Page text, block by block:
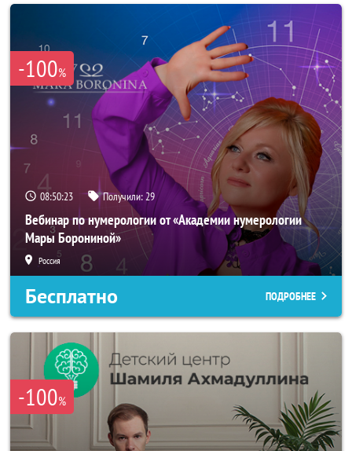
-100%
08:50:21 Получили:29
Вебинар по нумерологии от «Академии нумерологии
Мары Борониной»
Россия
Бесплатно ПОДРОБНЕЕ
-100%